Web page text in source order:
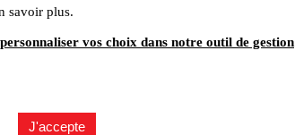
savoir plus.
personnaliser vos choix dans notre outil de gestion
J'accepte